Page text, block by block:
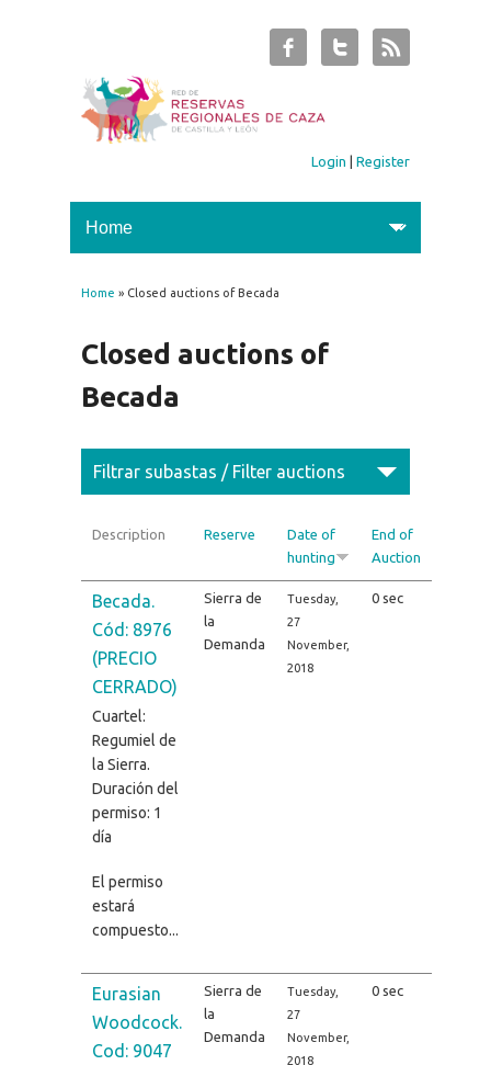
Login |Register
You are here
Home » Closed auctions of Becada
Closed auctions of
Becada
Filtrar subastas / Filter auctions
Description Reserve
Date of
hunting
End of
Auction
Becada.
Cód: 8976
(PRECIO
CERRADO)
Cuartel:
Regumiel de
la Sierra.
Duración del
permiso: 1
día
El permiso
estará
compuesto...
Sierra de
la
Demanda
Tuesday,
27
November,
2018
0 sec
Eurasian
Woodcock.
Cod: 9047
Sierra de
la
Demanda
Tuesday,
27
November,
2018
0 sec